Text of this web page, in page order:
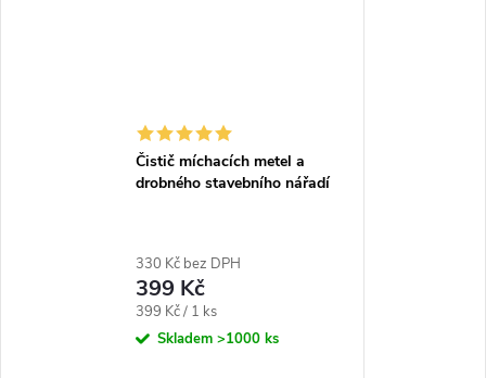
Čistič míchacích metel a
drobného stavebního nářadí
330 Kč bez DPH
399 Kč
Měrná
cena:
399 Kč / 1 ks
Skladem >1000 ks